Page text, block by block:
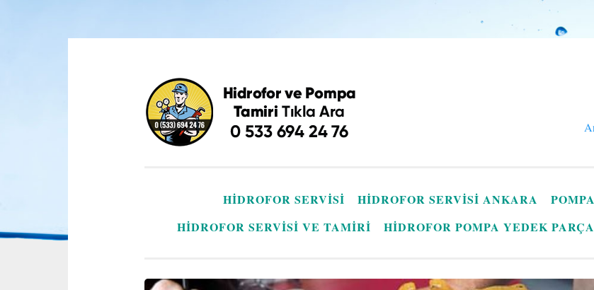
İçeriğe
geç
HIDROFOR SERVISI HIDROFOR SERVISI ANKARA
HIDROFOR SERVISI VE TAMIRI
HIDROFOR POMPA YEDEK PARÇA